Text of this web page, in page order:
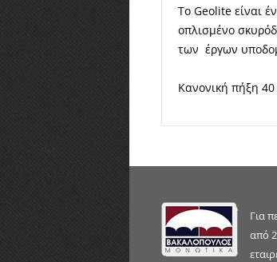
Το Geolite είναι
οπλισμένο
των έργων
Κανονική πήξη
Για
από